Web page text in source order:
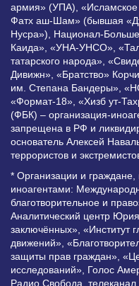
армия» (УПА), «Исламское
Фатх аш-Шам» (бывшая
Нусра»), Национал-
Каида», «УНА-УНСО»,
татарского народа»,
Дивижн», «Братство»
им. Степана Бандеры»,
«Формат-18», «Хизб ут-
(ФБК) – организация-
запрещена в РФ и
основатель Алексей
террористов и
* Организации и
иноагентами:
благотворительное и
Аналитический центр
заключённых», «Институт
движений»,
защиты прав граждан»,
исследований», Голос
Радио Свобода,